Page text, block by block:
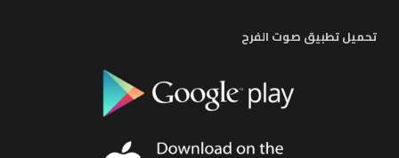
تحميل تطبيق صوت الفرح